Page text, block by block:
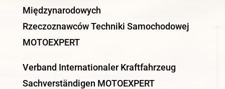
Międzynarodowych
Rzeczoznawców Techniki Samochodowej
MOTOEXPERT
Verband Internationaler Kraftfahrzeug
Sachverständigen MOTOEXPERT